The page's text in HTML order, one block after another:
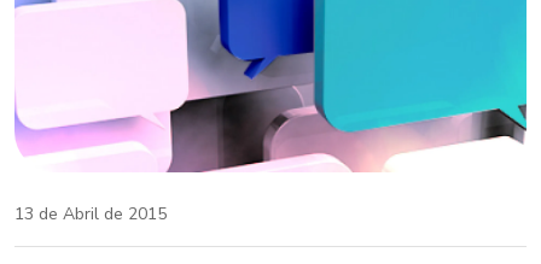
13 de Abril de 2015